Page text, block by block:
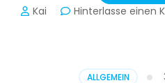
Kai Hinterlasse einen
ALLGEMEIN